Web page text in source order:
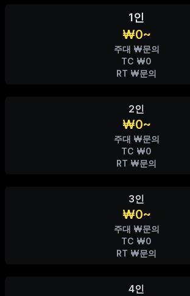
1인
₩0~
주대 ₩문의
TC ₩0
RT ₩문의
2인
₩0~
주대 ₩문의
TC ₩0
RT ₩문의
3인
₩0~
주대 ₩문의
TC ₩0
RT ₩문의
4인